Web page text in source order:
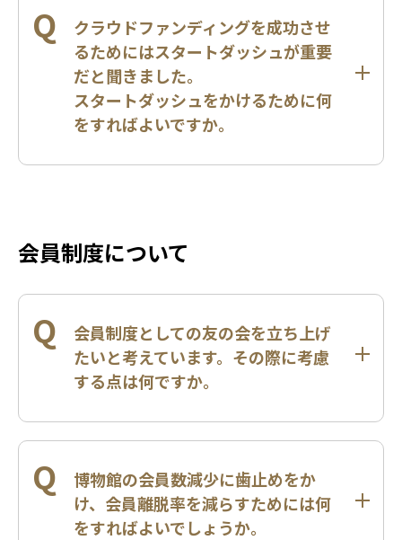
Q
クラウドファンディングを成功させ
るためにはスタートダッシュが重要
だと聞きました。
スタートダッシュをかけるために何
をすればよいですか。
会員制度について
Q
会員制度としての友の会を立ち上げ
たいと考えています。その際に考慮
する点は何ですか。
Q
博物館の会員数減少に歯止めをか
け、会員離脱率を減らすためには何
をすればよいでしょうか。